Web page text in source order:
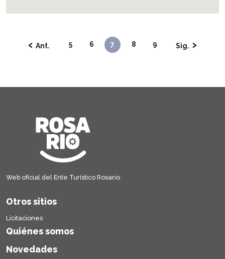
‹ 5 6 7 8 9 ›
Web oficial del Ente Turístico Rosario
Otros sitios
Licitaciones
Quiénes somos
Novedades